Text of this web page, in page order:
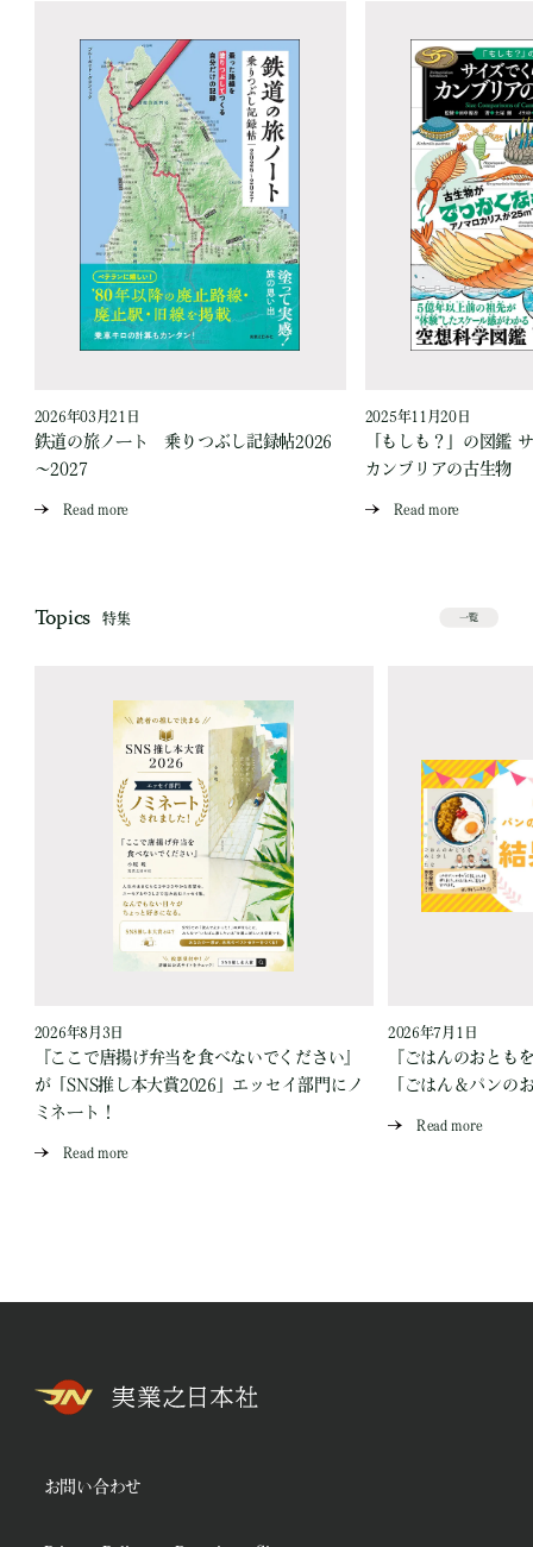
2026年03月21日
鉄道の旅ノート 乗りつぶし記録帖2026
～2027
Read more
2025年11月20日
「もしも？」の図鑑
カンブリアの古生物
Read more
Topics 特集 一覧
2026年8月3日
『ここで唐揚げ弁当を食べないでください』
が「SNS推し本大賞2026」エッセイ部門にノ
ミネート！
Read more
2026年7月1日
『ごはんのおとも
「ごはん＆パンの
Read more
お問い合わせ